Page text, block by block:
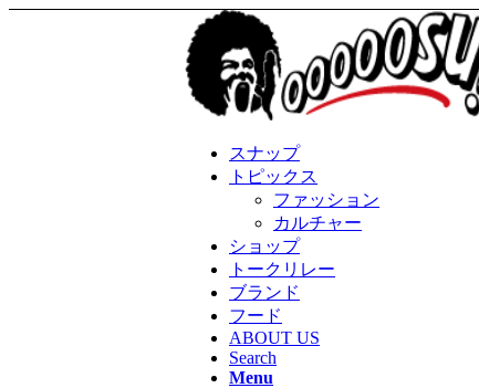
スナップ
トピックス
ファッション
カルチャー
ショップ
トークリレー
ブランド
フード
ABOUT US
Search
Menu